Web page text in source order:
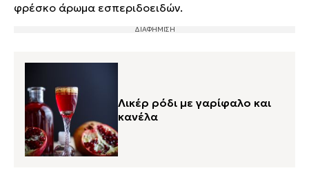
φρέσκο άρωμα εσπεριδοειδών.
Λικέρ ρόδι με γαρίφαλο και
κανέλα